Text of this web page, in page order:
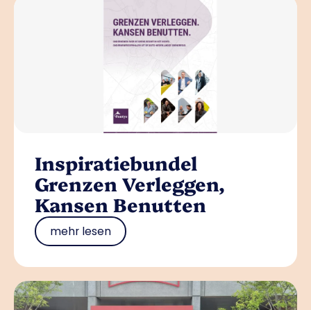
Inspiratiebundel
Grenzen Verleggen,
Kansen Benutten
mehr lesen